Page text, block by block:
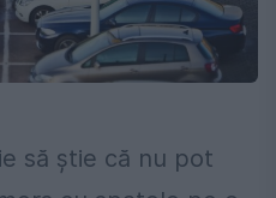
să știe că nu pot